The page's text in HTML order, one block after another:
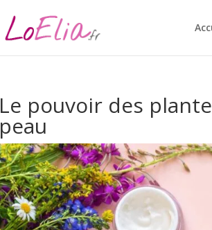
Le pouvoir des
peau